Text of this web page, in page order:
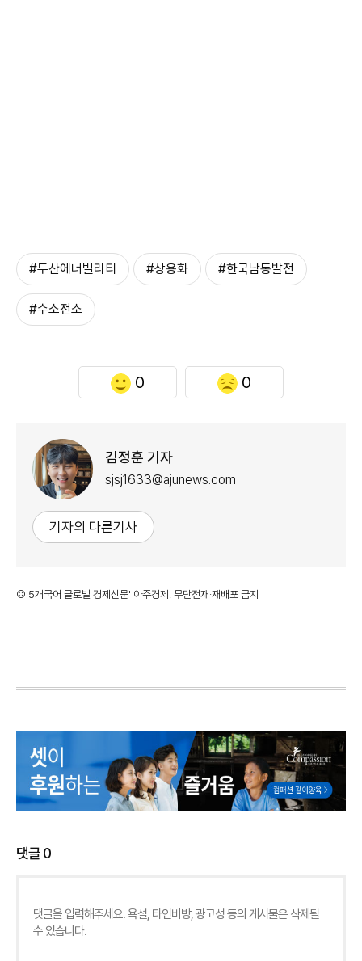
#두산에너빌리티 #상용화 #한국남동발전
#수소전소
0 0
김정훈 기자
sjsj1633@ajunews.com
기자의 다른기사
©'5개국어 글로벌 경제신문' 아주경제. 무단전재·재배포 금지
댓글0